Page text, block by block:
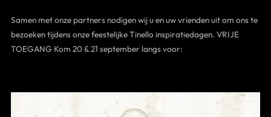
Contact
Samen met onze partners nodigen wij u en uw vrienden uit om ons te
bezoeken tijdens onze feestelijke Tinello inspiratiedagen. VRIJE
TOEGANG Kom 20 & 21 september langs voor: